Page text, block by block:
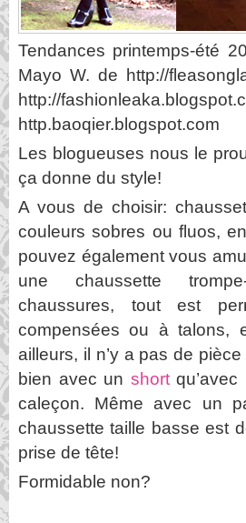
Tendances printemps-été
Mayo W. de http://
http://
http.baoqier.blogspot.com
Les blogueuses nous le
ça donne du style!
A vous de choisir:
couleurs sobres ou fluos,
pouvez également vous
une chaussette
chaussures, tout est
compensées ou à talons,
ailleurs, il n’y a pas de
bien avec un short
caleçon. Même avec un
chaussette taille basse est
prise de tête!
Formidable non?